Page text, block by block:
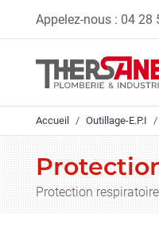
Appelez-nous : 04 28
Accueil Outillage-E.P.I
Protection respiratoire